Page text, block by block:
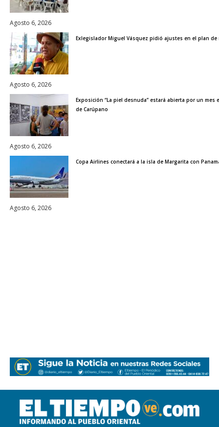
Agosto 6, 2026
Exlegislador Miguel Vásquez pidió ajustes en el plan
Agosto 6, 2026
Exposición “La piel desnuda” estará abierta por un mes
de Carúpano
Agosto 6, 2026
Copa Airlines conectará a la isla de Margarita con
Agosto 6, 2026